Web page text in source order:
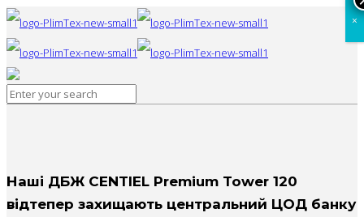
Наші ДБЖ СENTIEL Premium Tower 120
відтепер захищають центральний ЦОД банку
×